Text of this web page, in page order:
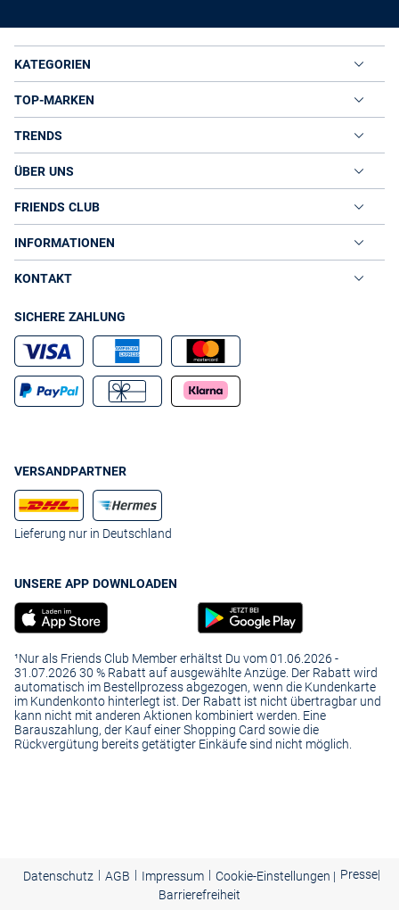
KATEGORIEN
TOP-MARKEN
TRENDS
ÜBER UNS
FRIENDS CLUB
INFORMATIONEN
KONTAKT
SICHERE ZAHLUNG
VERSANDPARTNER
Lieferung nur in Deutschland
UNSERE APP DOWNLOADEN
¹Nur als Friends Club Member erhältst Du vom 01.06.2026 -
31.07.2026 30 % Rabatt auf ausgewählte Anzüge. Der Rabatt wird
automatisch im Bestellprozess abgezogen, wenn die Kundenkarte
im Kundenkonto hinterlegt ist. Der Rabatt ist nicht übertragbar und
kann nicht mit anderen Aktionen kombiniert werden. Eine
Barauszahlung, der Kauf einer Shopping Card sowie die
Rückvergütung bereits getätigter Einkäufe sind nicht möglich.
Datenschutz | AGB | Impressum | Cookie-Einstellungen | Presse|
Barrierefreiheit